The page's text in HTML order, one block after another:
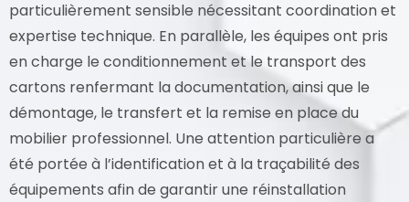
particulièrement sensible nécessitant coordination et
expertise technique. En parallèle, les équipes ont pris
en charge le conditionnement et le transport des
cartons renfermant la documentation, ainsi que le
démontage, le transfert et la remise en place du
mobilier professionnel. Une attention particulière a
été portée à l’identification et à la traçabilité des
équipements afin de garantir une réinstallation